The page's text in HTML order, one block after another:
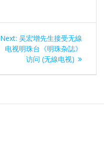
Next: Next
post:
吴宏增先生接受无線
电视明珠台《明珠杂誌》
访问 (无線电视)